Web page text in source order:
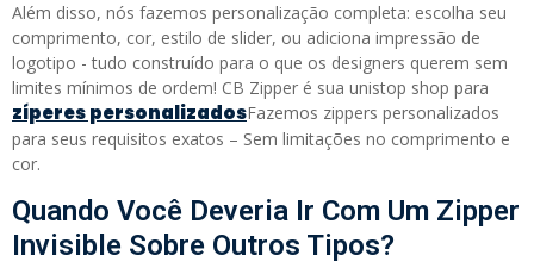
Além disso, nós fazemos personalização completa: escolha seu
comprimento, cor, estilo de slider, ou adiciona impressão de
logotipo - tudo construído para o que os designers querem sem
limites mínimos de ordem! CB Zipper é sua unistop shop para
zíperes personalizadosFazemos zippers personalizados
para seus requisitos exatos – Sem limitações no comprimento e
cor.
Quando Você Deveria Ir Com Um Zipper
Invisible Sobre Outros Tipos?